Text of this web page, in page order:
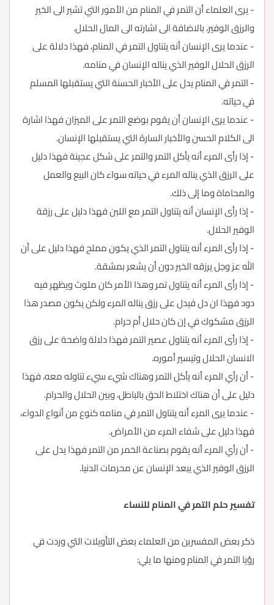
- يرى العلماء أن التمر في المنام من الأمور التي تشير الى الخير
والرزق الوفير، بالاضافة الى اشارته الى المال الحلال.
- عندما يرى الإنسان أنه يتناول التمر في المنام، فهذا دلالة على
الرزق الحلال الوفير الذي يناله الإنسان في منامه.
- التمر في المنام يدل على الأخبار الحسنة التي يستقبلها المسلم
في حياته.
- عندما يرى الإنسان أن يقوم بوضع التمر على الميزان فهذا اشارة
الى الكلام الحسن والأخبار السارة التي يستقبلها الإنسان.
- إذا رأى المرء أنه يأكل التمر والتمر على شكل عجينة فهذا دليل
على الرزق الذي يناله المرء في حياته سواء كان البيع والعمل
والمحاماة وما إلى ذلك.
- إذا رأى الإنسان أنه يتناول التمر مع اللبن فهذا دليل على رزقة
الوفير الحلال.
- إذا رأى المرء أنه يتناول التمر الذي يكون مملح فهذا دليل على أن
الله عز وجل يرزقه الخير دون أن يشعر بمشقة.
- إذا رأى المرء أنه يتناول تمر وهذا الأمر كان ملوث ويظهر فيه
دود فهذا ان دل فيدل على رزق يناله المرء ولكن يكون مصدر هذا
الرزق مشكوك في إن كان حلال أم حرام.
- إذا رأى المرء أنه يتناول عصير التمر فهذا دلالة واضحة على رزق
الانسان الحلال وتيسير أموره.
- أن رأي المرء أنه يأكل التمر وهناك شيء سيء تناوله معه، فهذا
دليل على أن هناك اختلاط الحق بالباطل، وبين الحلال والحرام.
- عندما يرى المرء أنه يتناول التمر في منامه كنوع من أنواع الدواء،
فهذا دليل على شفاء المرء من الأمراض.
- أن رأي المرء أنه يقوم بصناعة الخمر من التمر فهذا يدل على
الرزق الوفير الذي يبعد الإنسان عن محرمات الدنيا.
تفسير حلم التمر في المنام للنساء
ذكر بعض المفسرين من العلماء بعض التأويلات التي وردت في
رؤيا التمر في المنام ومنها ما يلي: